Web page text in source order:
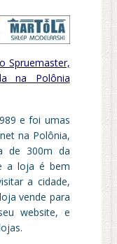
Spruemaster,
na Polônia
e foi umas
na Polônia,
de 300m da
a loja é bem
a cidade,
vende para
website, e